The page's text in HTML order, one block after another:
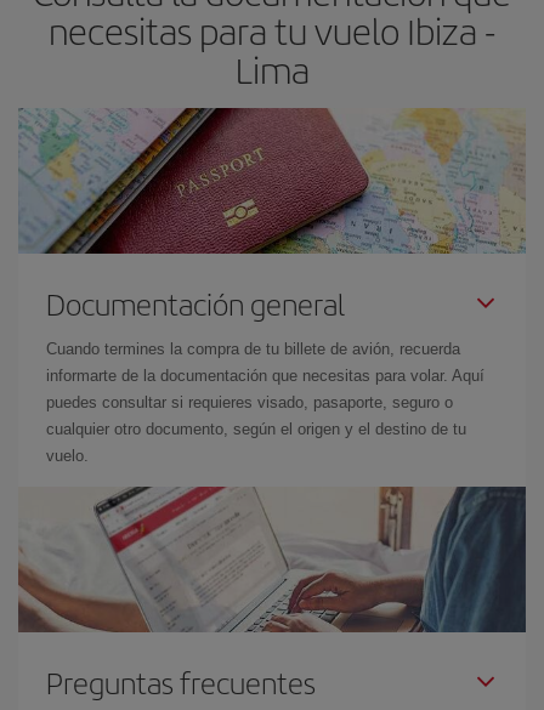
necesitas para tu vuelo Ibiza -
Lima
Documentación general
Cuando termines la compra de tu billete de avión, recuerda
informarte de la documentación que necesitas para volar. Aquí
puedes consultar si requieres visado, pasaporte, seguro o
cualquier otro documento, según el origen y el destino de tu
vuelo.
Preguntas frecuentes